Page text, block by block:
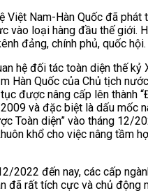
Việt Nam-Hàn Quốc đã phát
vào loại hàng đầu thế giới.
đảng, chính phủ, quốc hội.
hệ đối tác toàn diện thế kỷ
Hàn Quốc của Chủ tịch
được nâng cấp lên thành
và đặc biệt là dấu mốc
Toàn diện” vào tháng 12/
khổ cho việc nâng tầm
2022 đến nay, các cấp
đã rất tích cực và chủ động